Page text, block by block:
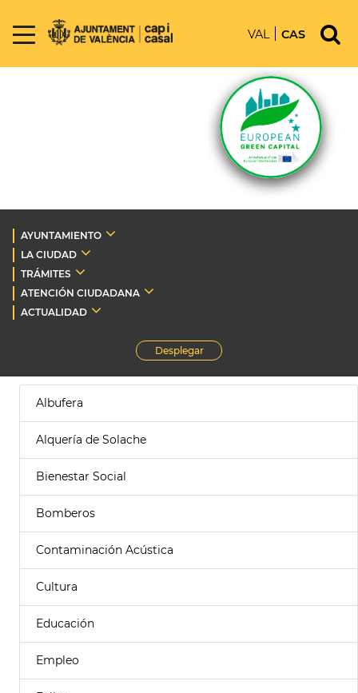
VAL CAS
AYUNTAMIENTO
LA CIUDAD
TRÁMITES
ATENCIÓN CIUDADANA
ACTUALIDAD
Desplegar
Albufera
Alquería de Solache
Bienestar Social
Bomberos
Contaminación Acústica
Cultura
Educación
Empleo